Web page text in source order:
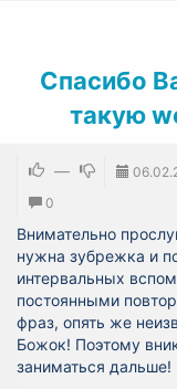
Спасибо
такую
—
0
Внимательно
нужна зубрежка и
интервальных
постоянными
фраз, опять же
Божок! Поэтому
заниматься дальше!